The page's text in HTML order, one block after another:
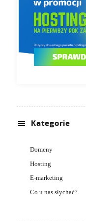
Kategorie
Domeny
Hosting
E-marketing
Co u nas słychać?